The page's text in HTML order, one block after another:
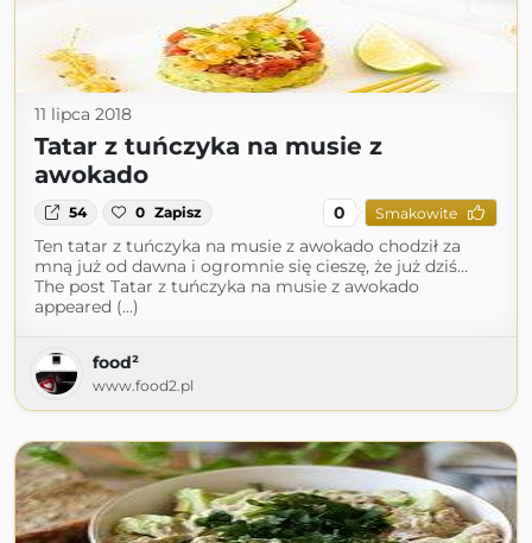
11 lipca 2018
Tatar z tuńczyka na musie z
awokado
54 0 Zapisz 0 Smakowite
Ten tatar z tuńczyka na musie z awokado chodził za
mną już od dawna i ogromnie się cieszę, że już dziś…
The post Tatar z tuńczyka na musie z awokado
appeared (...)
food²
www.food2.pl